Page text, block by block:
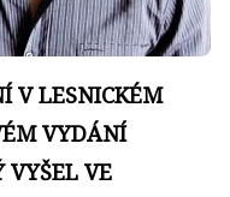
V LESNICKÉM
VYDÁNÍ
VYŠEL VE